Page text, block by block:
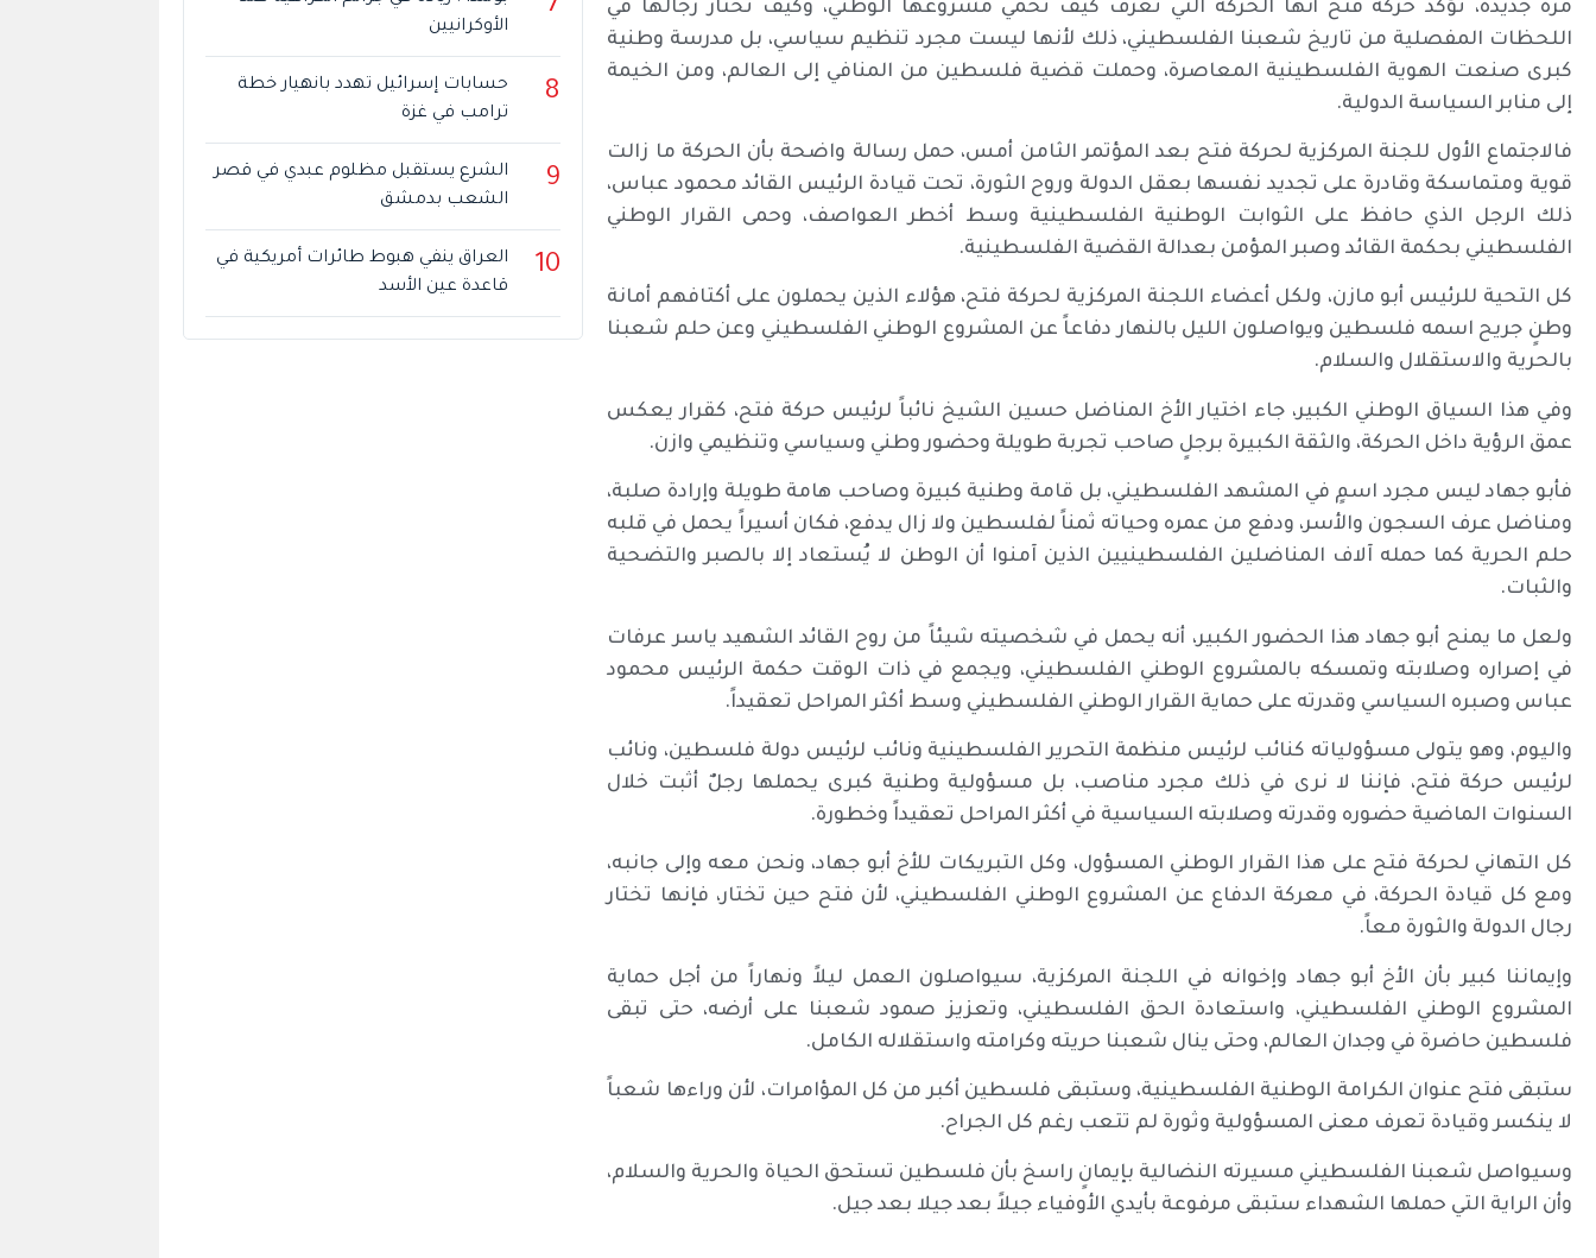
مرةً جديدة، تؤكد حركة فتح أنها الحركة التي تعرف كيف تحمي مشروعها الوطني، وكيف تختار رجالها في
اللحظات المفصلية من تاريخ شعبنا الفلسطيني، ذلك لأنها ليست مجرد تنظيم سياسي، بل مدرسة وطنية
كبرى صنعت الهوية الفلسطينية المعاصرة، وحملت قضية فلسطين من المنافي إلى العالم، ومن الخيمة
إلى منابر السياسة الدولية.
فالاجتماع الأول للجنة المركزية لحركة فتح بعد المؤتمر الثامن أمس، حمل رسالة واضحة بأن الحركة ما زالت
قوية ومتماسكة وقادرة على تجديد نفسها بعقل الدولة وروح الثورة، تحت قيادة الرئيس القائد محمود عباس،
ذلك الرجل الذي حافظ على الثوابت الوطنية الفلسطينية وسط أخطر العواصف، وحمى القرار الوطني
الفلسطيني بحكمة القائد وصبر المؤمن بعدالة القضية الفلسطينية.
كل التحية للرئيس أبو مازن، ولكل أعضاء اللجنة المركزية لحركة فتح، هؤلاء الذين يحملون على أكتافهم أمانة
وطنٍ جريح اسمه فلسطين ويواصلون الليل بالنهار دفاعاً عن المشروع الوطني الفلسطيني وعن حلم شعبنا
بالحرية والاستقلال والسلام.
وفي هذا السياق الوطني الكبير، جاء اختيار الأخ المناضل حسين الشيخ نائباً لرئيس حركة فتح، كقرار يعكس
عمق الرؤية داخل الحركة، والثقة الكبيرة برجلٍ صاحب تجربة طويلة وحضور وطني وسياسي وتنظيمي وازن.
فأبو جهاد ليس مجرد اسمٍ في المشهد الفلسطيني، بل قامة وطنية كبيرة وصاحب هامة طويلة وإرادة صلبة،
ومناضل عرف السجون والأسر، ودفع من عمره وحياته ثمناً لفلسطين ولا زال يدفع، فكان أسيراً يحمل في قلبه
حلم الحرية كما حمله آلاف المناضلين الفلسطينيين الذين آمنوا أن الوطن لا يُستعاد إلا بالصبر والتضحية
والثبات.
ولعل ما يمنح أبو جهاد هذا الحضور الكبير، أنه يحمل في شخصيته شيئاً من روح القائد الشهيد ياسر عرفات
في إصراره وصلابته وتمسكه بالمشروع الوطني الفلسطيني، ويجمع في ذات الوقت حكمة الرئيس محمود
عباس وصبره السياسي وقدرته على حماية القرار الوطني الفلسطيني وسط أكثر المراحل تعقيداً.
واليوم، وهو يتولى مسؤولياته كنائب لرئيس منظمة التحرير الفلسطينية ونائب لرئيس دولة فلسطين، ونائب
لرئيس حركة فتح، فإننا لا نرى في ذلك مجرد مناصب، بل مسؤولية وطنية كبرى يحملها رجلٌ أثبت خلال
السنوات الماضية حضوره وقدرته وصلابته السياسية في أكثر المراحل تعقيداً وخطورة.
كل التهاني لحركة فتح على هذا القرار الوطني المسؤول، وكل التبريكات للأخ أبو جهاد، ونحن معه وإلى جانبه،
ومع كل قيادة الحركة، في معركة الدفاع عن المشروع الوطني الفلسطيني، لأن فتح حين تختار، فإنها تختار
رجال الدولة والثورة معاً.
وإيماننا كبير بأن الأخ أبو جهاد وإخوانه في اللجنة المركزية، سيواصلون العمل ليلاً ونهاراً من أجل حماية
المشروع الوطني الفلسطيني، واستعادة الحق الفلسطيني، وتعزيز صمود شعبنا على أرضه، حتى تبقى
فلسطين حاضرة في وجدان العالم، وحتى ينال شعبنا حريته وكرامته واستقلاله الكامل.
ستبقى فتح عنوان الكرامة الوطنية الفلسطينية، وستبقى فلسطين أكبر من كل المؤامرات، لأن وراءها شعباً
لا ينكسر وقيادة تعرف معنى المسؤولية وثورة لم تتعب رغم كل الجراح.
وسيواصل شعبنا الفلسطيني مسيرته النضالية بإيمانٍ راسخ بأن فلسطين تستحق الحياة والحرية والسلام،
وأن الراية التي حملها الشهداء ستبقى مرفوعة بأيدي الأوفياء جيلاً بعد جيلا بعد جيل.
7
الأوكرانيين
8
حسابات إسرائيل تهدد بانهيار خطة
ترامب في غزة
9
الشرع يستقبل مظلوم عبدي في قصر
الشعب بدمشق
10
العراق ينفي هبوط طائرات أمريكية في
قاعدة عين الأسد